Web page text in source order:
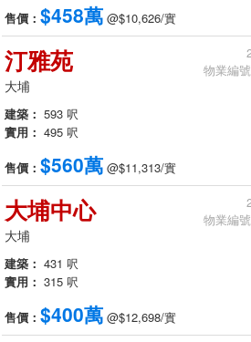
售價： $458萬 @$10,626/實
汀雅苑
大埔
建築： 593 呎
實用： 495 呎
售價： $560萬 @$11,313/實
物業編
大埔中心
大埔
建築： 431 呎
實用： 315 呎
售價： $400萬 @$12,698/實
物業編